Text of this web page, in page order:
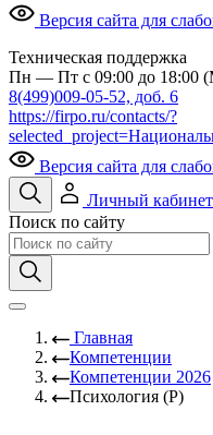
Версия сайта для
Техническая поддержка
Пн — Пт с 09:00 до 18:00
8(499)009-05-52, доб. 6
https://firpo.ru/contacts/?
Версия сайта для
Личный кабинет
Поиск по сайту
Главная
Компетенции
Компетенции 2026
Психология (Р)